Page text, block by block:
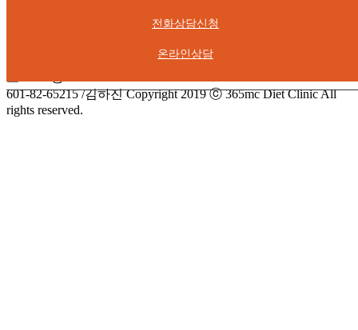
전화상담신청
온라인상담
홈페이지관리 365mc대표원장협의회 / 서울시 강남구 도산대
601-82-65215 /김하진Copyright 2019 ⓒ 365mc Diet Clinic All
rights reserved.